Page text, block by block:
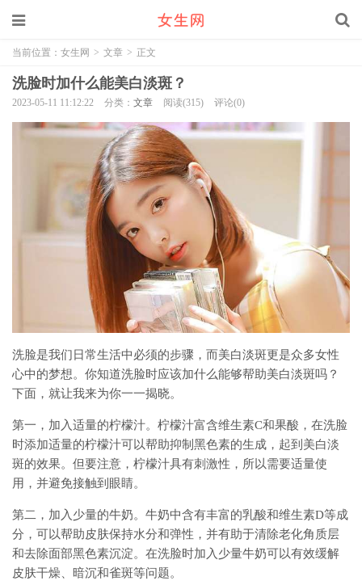
当前位置： 女生网 > 文章 > 正文
洗脸时加什么能美白淡斑？
2023-05-11 11:12:22 分类： 文章 阅读(315) 评论(0)
洗脸是我们日常生活中必须的步骤，而美白淡斑更是众多女性
心中的梦想。你知道洗脸时应该加什么能够帮助美白淡斑吗？
下面，就让我来为你一一揭晓。
第一，加入适量的柠檬汁。柠檬汁富含维生素C和果酸，在洗脸
时添加适量的柠檬汁可以帮助抑制黑色素的生成，起到美白淡
斑的效果。但要注意，柠檬汁具有刺激性，所以需要适量使
用，并避免接触到眼睛。
第二，加入少量的牛奶。牛奶中含有丰富的乳酸和维生素D等成
分，可以帮助皮肤保持水分和弹性，并有助于清除老化角质层
和去除面部黑色素沉淀。在洗脸时加入少量牛奶可以有效缓解
皮肤干燥、暗沉和雀斑等问题。